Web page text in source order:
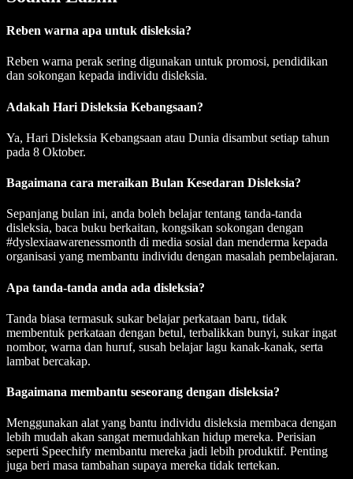
Reben warna apa untuk disleksia?
Reben warna perak sering digunakan untuk promosi, pendidikan
dan sokongan kepada individu disleksia.
Adakah Hari Disleksia Kebangsaan?
Ya, Hari Disleksia Kebangsaan atau Dunia disambut setiap tahun
pada 8 Oktober.
Bagaimana cara meraikan Bulan Kesedaran Disleksia?
Sepanjang bulan ini, anda boleh belajar tentang tanda-tanda
disleksia, baca buku berkaitan, kongsikan sokongan dengan
#dyslexiaawarenessmonth di media sosial dan menderma kepada
organisasi yang membantu individu dengan masalah pembelajaran.
Apa tanda-tanda anda ada disleksia?
Tanda biasa termasuk sukar belajar perkataan baru, tidak
membentuk perkataan dengan betul, terbalikkan bunyi, sukar ingat
nombor, warna dan huruf, susah belajar lagu kanak-kanak, serta
lambat bercakap.
Bagaimana membantu seseorang dengan disleksia?
Menggunakan alat yang bantu individu disleksia membaca dengan
lebih mudah akan sangat memudahkan hidup mereka. Perisian
seperti Speechify membantu mereka jadi lebih produktif. Penting
juga beri masa tambahan supaya mereka tidak tertekan.